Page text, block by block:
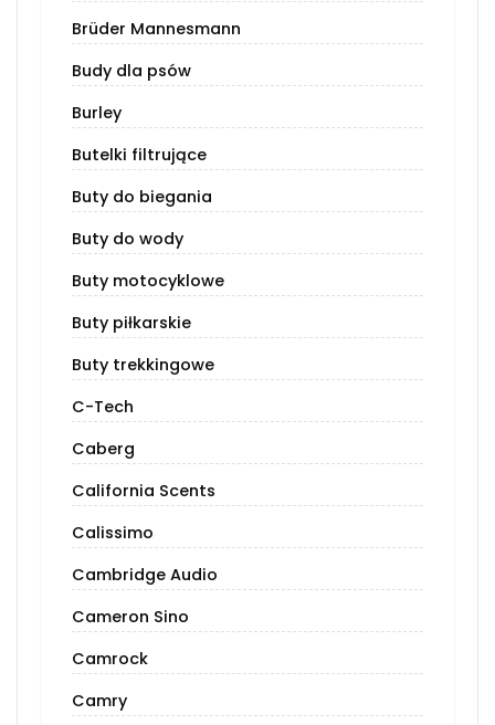
Brüder Mannesmann
Budy dla psów
Burley
Butelki filtrujące
Buty do biegania
Buty do wody
Buty motocyklowe
Buty piłkarskie
Buty trekkingowe
C-Tech
Caberg
California Scents
Calissimo
Cambridge Audio
Cameron Sino
Camrock
Camry